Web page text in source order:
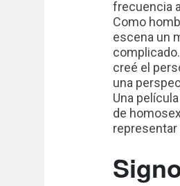
frecuencia
Como
escena un
creé el
una
Una
de